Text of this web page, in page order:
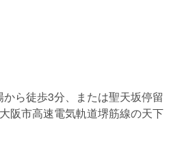
ら徒歩3分、または聖天坂停留
阪市高速電気軌道堺筋線の天下